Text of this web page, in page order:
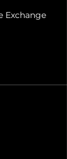
Exchange